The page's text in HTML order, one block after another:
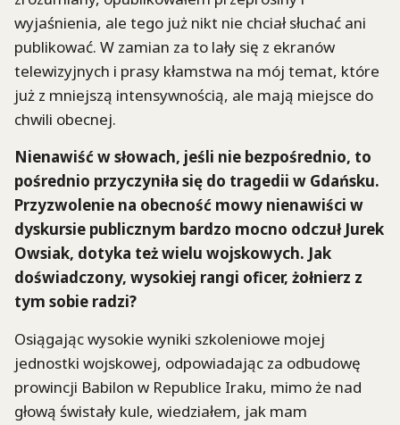
wyjaśnienia, ale tego już nikt nie chciał słuchać ani
publikować. W zamian za to lały się z ekranów
telewizyjnych i prasy kłamstwa na mój temat, które
już z mniejszą intensywnością, ale mają miejsce do
chwili obecnej.
Nienawiść w słowach, jeśli nie bezpośrednio, to
pośrednio przyczyniła się do tragedii w Gdańsku.
Przyzwolenie na obecność mowy nienawiści w
dyskursie publicznym bardzo mocno odczuł Jurek
Owsiak, dotyka też wielu wojskowych. Jak
doświadczony, wysokiej rangi oficer, żołnierz z
tym sobie radzi?
Osiągając wysokie wyniki szkoleniowe mojej
jednostki wojskowej, odpowiadając za odbudowę
prowincji Babilon w Republice Iraku, mimo że nad
głową świstały kule, wiedziałem, jak mam